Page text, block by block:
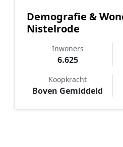
Demografie &
Nistelrode
Inwoners
6.625
Koopkracht
Boven Gemiddeld